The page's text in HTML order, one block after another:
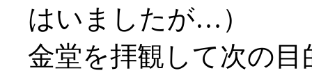
はいましたが…）
金堂を拝観して次の目